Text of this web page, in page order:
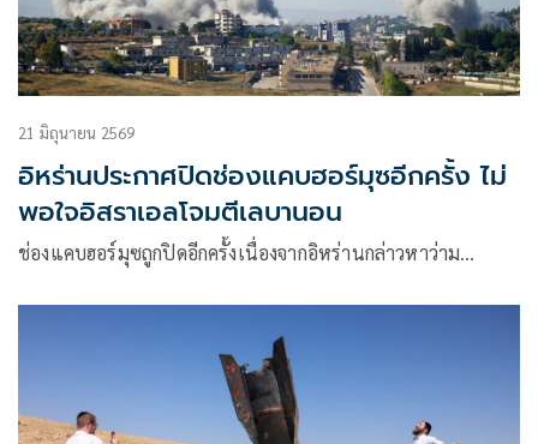
21 มิถุนายน 2569
อิหร่านประกาศปิดช่องแคบฮอร์มุซอีกครั้ง ไม่
พอใจอิสราเอลโจมตีเลบานอน
ช่องแคบฮอร์มุซถูกปิดอีกครั้งเนื่องจากอิหร่านกล่าวหาว่าม…